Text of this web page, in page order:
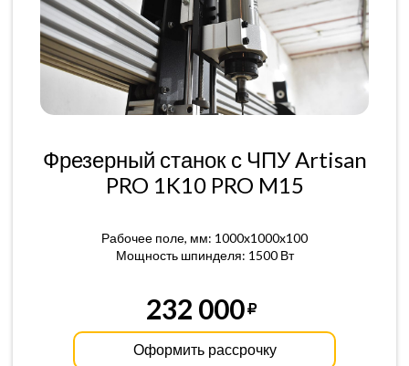
Фрезерный станок с ЧПУ Artisan
PRO 1K10 PRO M15
Рабочее поле, мм: 1000x1000x100
Мощность шпинделя: 1500 Вт
232 000
Оформить рассрочку